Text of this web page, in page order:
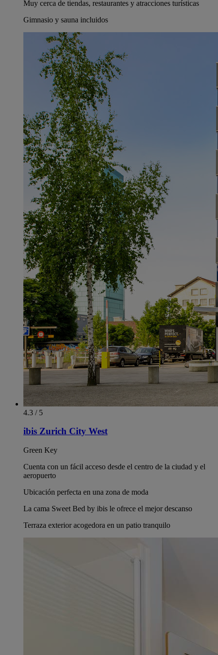
Muy cerca de tiendas, restaurantes y atracciones turísticas
Gimnasio y sauna incluidos
4.3 / 5
ibis Zurich City West
Green Key
Cuenta con un fácil acceso desde el centro de la ciudad y el
aeropuerto
Ubicación perfecta en una zona de moda
La cama Sweet Bed by ibis le ofrece el mejor descanso
Terraza exterior acogedora en un patio tranquilo